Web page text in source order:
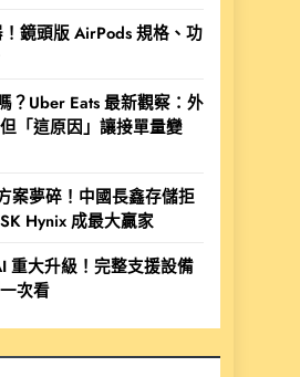
鏡頭版 AirPods 規格、功
？Uber Eats 最新觀察：外
「這原因」讓接單量變
案夢碎！中國長鑫存儲拒
Hynix 成最大贏家
重大升級！完整支援設備
次看